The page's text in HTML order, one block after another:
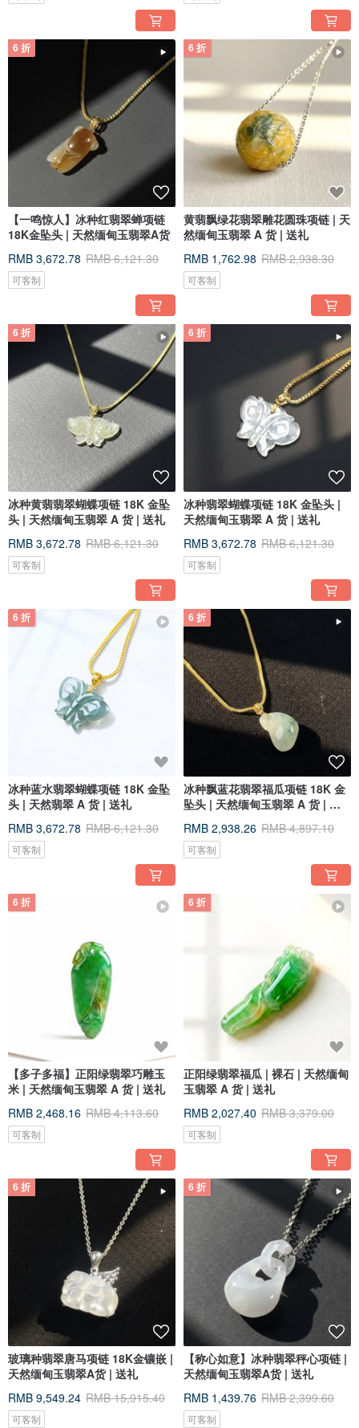
6 折
【一鸣惊人】冰种红翡翠蝉项链
18K金坠头 | 天然缅甸玉翡翠A货
RMB 3,672.78 RMB 6,121.30
可客制
6 折
黄翡飘绿花翡翠雕花圆珠项链 | 天
然缅甸玉翡翠 A 货 | 送礼
RMB 1,762.98 RMB 2,938.30
可客制
6 折
冰种黄翡翡翠蝴蝶项链 18K 金坠
头 | 天然缅甸玉翡翠 A 货 | 送礼
RMB 3,672.78 RMB 6,121.30
可客制
6 折
冰种翡翠蝴蝶项链 18K 金坠头 |
天然缅甸玉翡翠 A 货 | 送礼
RMB 3,672.78 RMB 6,121.30
可客制
6 折
冰种蓝水翡翠蝴蝶项链 18K 金坠
头 | 天然翡翠 A 货 | 送礼
RMB 3,672.78 RMB 6,121.30
可客制
6 折
冰种飘蓝花翡翠福瓜项链 18K 金
坠头 | 天然缅甸玉翡翠 A 货 | 送
RMB 2,938.26 RMB 4,897.10
可客制
6 折
【多子多福】正阳绿翡翠巧雕玉
米 | 天然缅甸玉翡翠 A 货 | 送礼
RMB 2,468.16 RMB 4,113.60
可客制
6 折
正阳绿翡翠福瓜 | 裸石 | 天然缅甸
玉翡翠 A 货 | 送礼
RMB 2,027.40 RMB 3,379.00
可客制
6 折
玻璃种翡翠唐马项链 18K金镶嵌 |
天然缅甸玉翡翠A货 | 送礼
RMB 9,549.24 RMB 15,915.40
可客制
6 折
【称心如意】冰种翡翠秤心项链 |
天然缅甸玉翡翠A货 | 送礼
RMB 1,439.76 RMB 2,399.60
可客制